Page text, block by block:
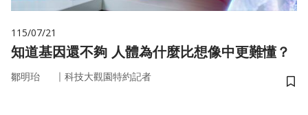
115/07/21
知道基因還不夠 人體為什麼比想像中更難懂？
鄒明珆 ｜ 科技大觀園特約記者
儲